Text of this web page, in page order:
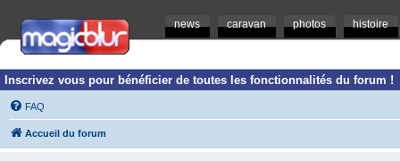
news caravan photos histoire
Inscrivez vous pour bénéficier de toutes les fonctionnalités du forum !
FAQ
Accueil du forum